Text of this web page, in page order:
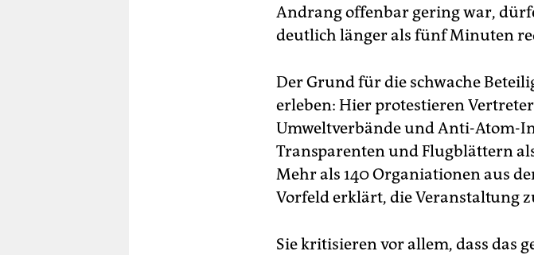
Andrang offenbar gering war,
deutlich länger als fünf Minuten
Der Grund für die schwache
erleben: Hier protestieren
Umweltverbände und Anti-Atom-
Transparenten und Flugblättern
Mehr als 140 Organiationen aus
Vorfeld erklärt, die Veranstaltung
Sie kritisieren vor allem, dass das